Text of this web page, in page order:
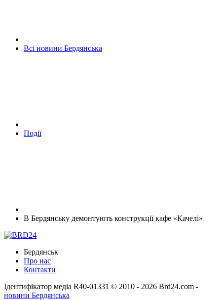
Всі новини Бердянська
Події
В Бердянську демонтують конструкції кафе «Качелі»
Бердянськ
Про нас
Контакти
Ідентифікатор медіа R40-01331 © 2010 - 2026 Brd24.com -
новини Бердянська